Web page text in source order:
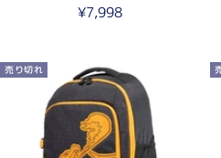
セ
価
格
¥7,998
売り切れ